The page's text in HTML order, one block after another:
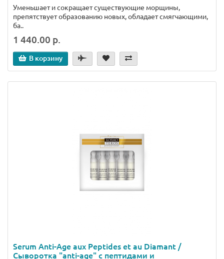
Уменьшает и сокращает существующие морщины,
препятствует образованию новых, обладает смягчающими,
ба..
1 440.00 р.
В корзину
Serum Anti-Age aux Peptides et au Diamant /
Сыворотка "anti-age" с пептидами и